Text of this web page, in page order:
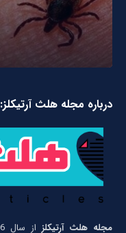
درباره مجله هلث آرتیکلز:
مجله هلث آرتیکلز